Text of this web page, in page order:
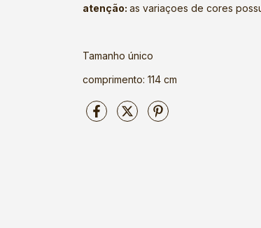
atenção: as variaçoes de cores
Tamanho único
comprimento: 114 cm